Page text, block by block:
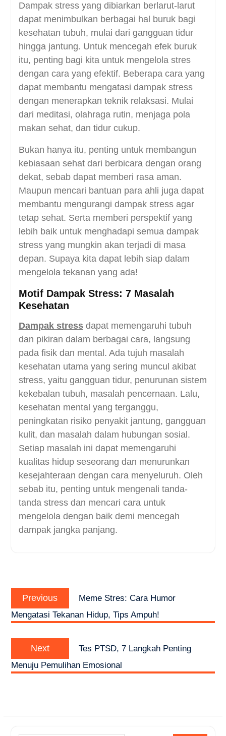
Dampak stress yang dibiarkan berlarut-larut
dapat menimbulkan berbagai hal buruk bagi
kesehatan tubuh, mulai dari gangguan tidur
hingga jantung. Untuk mencegah efek buruk
itu, penting bagi kita untuk mengelola stres
dengan cara yang efektif. Beberapa cara yang
dapat membantu mengatasi dampak stress
dengan menerapkan teknik relaksasi. Mulai
dari meditasi, olahraga rutin, menjaga pola
makan sehat, dan tidur cukup.
Bukan hanya itu, penting untuk membangun
kebiasaan sehat dari berbicara dengan orang
dekat, sebab dapat memberi rasa aman.
Maupun mencari bantuan para ahli juga dapat
membantu mengurangi dampak stress agar
tetap sehat. Serta memberi perspektif yang
lebih baik untuk menghadapi semua dampak
stress yang mungkin akan terjadi di masa
depan. Supaya kita dapat lebih siap dalam
mengelola tekanan yang ada!
Motif Dampak Stress: 7 Masalah
Kesehatan
Dampak stressdapat memengaruhi tubuh
dan pikiran dalam berbagai cara, langsung
pada fisik dan mental. Ada tujuh masalah
kesehatan utama yang sering muncul akibat
stress, yaitu gangguan tidur, penurunan sistem
kekebalan tubuh, masalah pencernaan. Lalu,
kesehatan mental yang terganggu,
peningkatan risiko penyakit jantung, gangguan
kulit, dan masalah dalam hubungan sosial.
Setiap masalah ini dapat memengaruhi
kualitas hidup seseorang dan menurunkan
kesejahteraan dengan cara menyeluruh. Oleh
sebab itu, penting untuk mengenali tanda-
tanda stress dan mencari cara untuk
mengelola dengan baik demi mencegah
dampak jangka panjang.
navigation
Previous
post:
Meme Stres: Cara Humor
Mengatasi Tekanan Hidup, Tips Ampuh!
Next
post:
Tes PTSD, 7 Langkah Penting
Menuju Pemulihan Emosional